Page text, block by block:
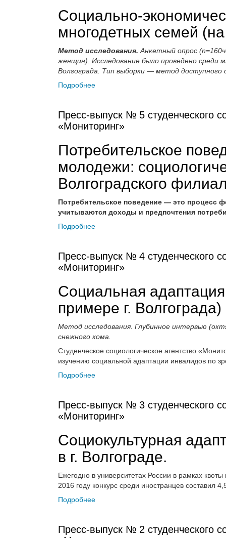
Социально-
многодетных семей
Метод исследования. Анкетный опрос
женщин). Исследование было проведено среди
Волгограда. Тип выборки — метод доступного
Подробнее
Пресс-выпуск № 5 студенческого
«Мониторинг»
Потребительское
молодежи:
Волгоградского
Потребительское поведение — это процесс
учитываются доходы и предпочтения
Подробнее
Пресс-выпуск № 4 студенческого
«Мониторинг»
Социальная
примере г. Волгограда)
Метод исследования. Глубинное интервью
снежного кома.
Студенческое социологическое агентство
изучению социальной адаптации инвалидов по
Подробнее
Пресс-выпуск № 3 студенческого
«Мониторинг»
Социокультурная
в г. Волгограде.
Ежегодно в университетах России в рамках
2016 году конкурс среди иностранцев составил
Подробнее
Пресс-выпуск № 2 студенческого